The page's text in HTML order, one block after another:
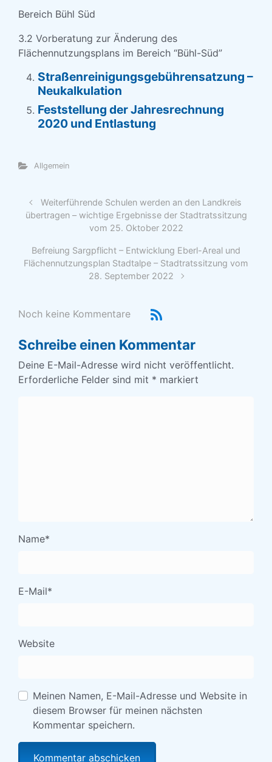
Bereich Bühl Süd
3.2 Vorberatung zur Änderung des
Flächennutzungsplans im Bereich “Bühl-Süd”
Straßenreinigungsgebührensatzung –
Neukalkulation
Feststellung der Jahresrechnung
2020 und Entlastung
Allgemein
Weiterführende Schulen werden an den Landkreis
übertragen – wichtige Ergebnisse der Stadtratssitzung
vom 25. Oktober 2022
Befreiung Sargpflicht – Entwicklung Eberl-Areal und
Flächennutzungsplan Stadtalpe – Stadtratssitzung vom
28. September 2022
Noch keine Kommentare
Schreibe einen Kommentar
Deine E-Mail-Adresse wird nicht veröffentlicht.
Erforderliche Felder sind mit * markiert
Name*
E-Mail*
Website
Meinen Namen, E-Mail-Adresse und Website in
diesem Browser für meinen nächsten
Kommentar speichern.